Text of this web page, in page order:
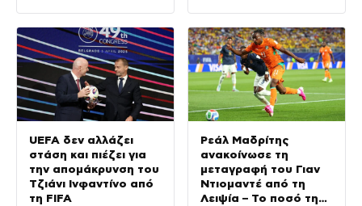
UEFA δεν αλλάζει
στάση και πιέζει για
την απομάκρυνση του
Τζιάνι Ινφαντίνο από
τη FIFA
Ρεάλ Μαδρίτης
ανακοίνωσε τη
μεταγραφή του Γιαν
Ντιομαντέ από τη
Λειψία – Το ποσό της